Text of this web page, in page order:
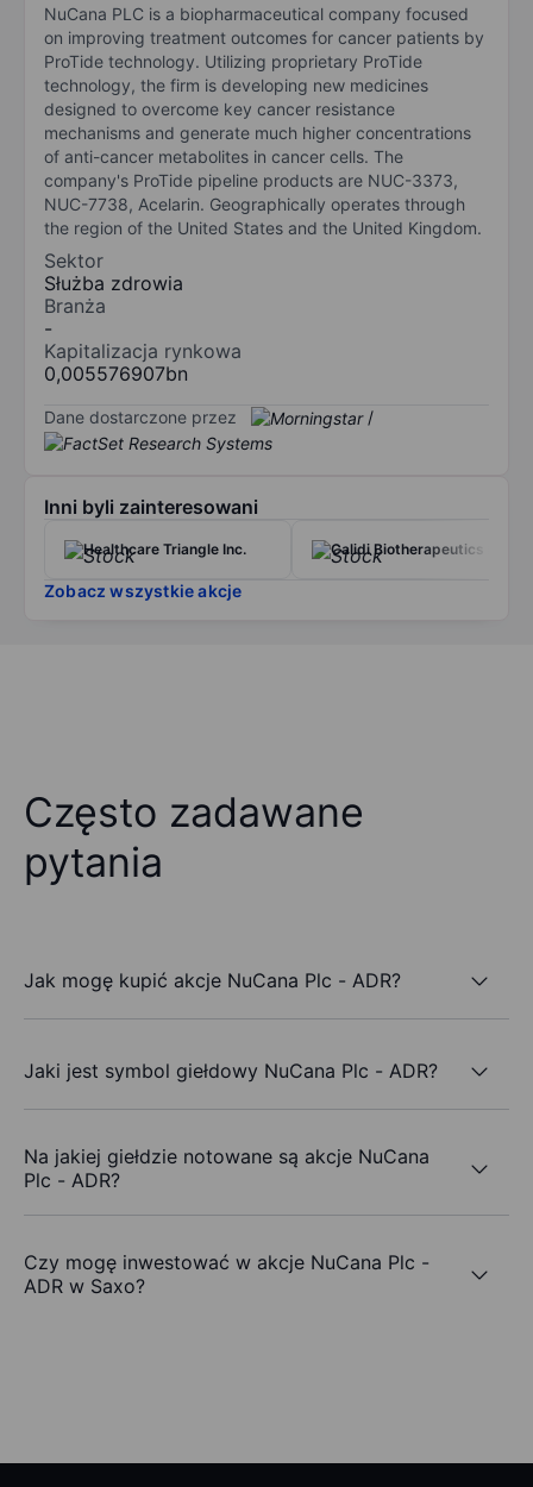
NuCana PLC is a biopharmaceutical company focused
on improving treatment outcomes for cancer patients by
ProTide technology. Utilizing proprietary ProTide
technology, the firm is developing new medicines
designed to overcome key cancer resistance
mechanisms and generate much higher concentrations
of anti-cancer metabolites in cancer cells. The
company's ProTide pipeline products are NUC-3373,
NUC-7738, Acelarin. Geographically operates through
the region of the United States and the United Kingdom.
Sektor
Służba zdrowia
Branża
-
Kapitalizacja rynkowa
0,005576907bn
Dane dostarczone przez /
Inni byli zainteresowani
Healthcare Triangle Inc. Calidi Biotherapeutics Inc
Zobacz wszystkie akcje
Często zadawane
pytania
Jak mogę kupić akcje NuCana Plc - ADR?
Jaki jest symbol giełdowy NuCana Plc - ADR?
Na jakiej giełdzie notowane są akcje NuCana
Plc - ADR?
Czy mogę inwestować w akcje NuCana Plc -
ADR w Saxo?